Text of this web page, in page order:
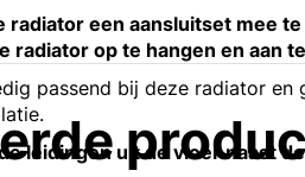
radiator een aansluitset mee
radiator op te hangen en aan
passend bij deze radiator en
leidingen uit de vloer naast